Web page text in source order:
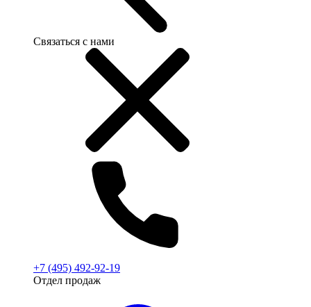
Связаться с нами
+7 (495) 492-92-19
Отдел продаж